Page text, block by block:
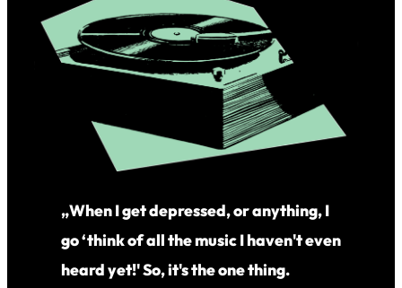
„When I get depressed, or anything, I
go ‘think of all the music I haven't even
heard yet!' So, it's the one thing.